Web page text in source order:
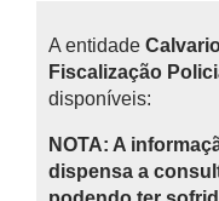
A entidade
Fiscalização
disponíveis:
NOTA: A
dispensa a